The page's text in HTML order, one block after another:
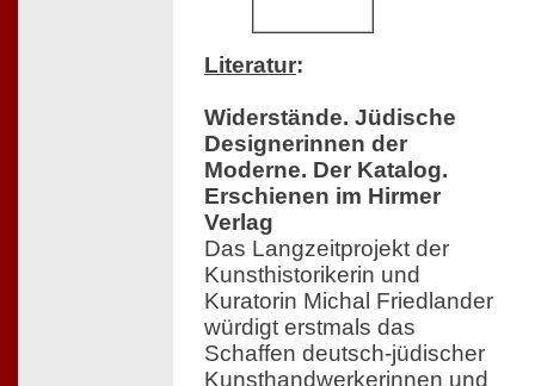
Literatur:
Widerstände. Jüdische
Designerinnen der
Moderne. Der Katalog.
Erschienen im Hirmer
Verlag
Das Langzeitprojekt der
Kunsthistorikerin und
Kuratorin Michal Friedlander
würdigt erstmals das
Schaffen deutsch-jüdischer
Kunsthandwerkerinnen und